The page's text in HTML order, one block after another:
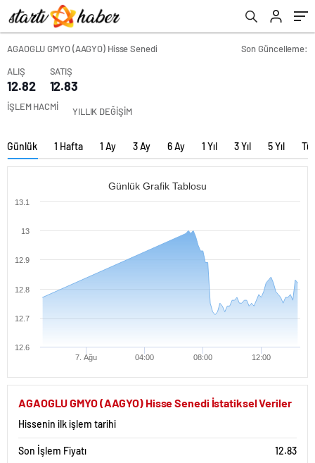
AGAOGLU GMYO (AAGYO) Hisse Senedi
Son Güncelleme:
ALIŞ
12.82
SATIŞ
12.83
İŞLEM HACMİ YILLIK DEĞİŞİM
Günlük 1 Hafta 1 Ay 3 Ay 6 Ay 1 Yıl 3 Yıl 5 Yıl
Günlük Grafik Tablosu
7. Ağu 04:00 08:00 12:00
12.6
12.7
12.8
12.9
13
13.1
AGAOGLU GMYO (AAGYO) Hisse Senedi İstatiksel Veriler
Hissenin ilk işlem tarihi
Son İşlem Fiyatı 12.83